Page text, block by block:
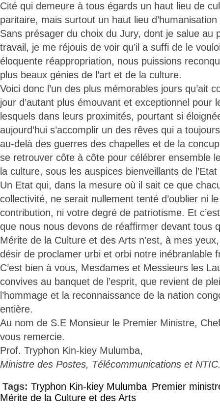
Cité qui demeure à tous égards un haut lieu de
paritaire, mais surtout un haut lieu
Sans présager du choix du Jury, dont je salue au
travail, je me réjouis de voir qu’il a suffi de le
éloquente réappropriation, nous puissions
plus beaux génies de l’art et de la culture.
Voici donc l’un des plus mémorables jours qu’ait
jour d’autant plus émouvant et exceptionnel pour
lesquels dans leurs proximités, pourtant si
aujourd’hui s’accomplir un des rêves qui a
au-delà des guerres des chapelles et de la
se retrouver côte à côte pour célébrer ensemble
la culture, sous les auspices bienveillants de
Un Etat qui, dans la mesure où il sait ce que
collectivité, ne serait nullement tenté d’oublier ni
contribution, ni votre degré de patriotisme. Et
que nous nous devons de réaffirmer devant tous
Mérite de la Culture et des Arts n’est, à mes
désir de proclamer urbi et orbi notre inébranlable
C’est bien à vous, Mesdames et Messieurs les
convives au banquet de l’esprit, que revient de
l’hommage et la reconnaissance de la nation
entière.
Au nom de S.E Monsieur le Premier Ministre,
vous remercie.
Prof. Tryphon Kin-kiey Mulumba,
Ministre des Postes, Télécommunications et
Tags: Tryphon Kin-kiey Mulumba Premier
Mérite de la Culture et des Arts